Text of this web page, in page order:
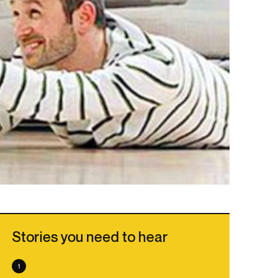
Stories you need to hear
1